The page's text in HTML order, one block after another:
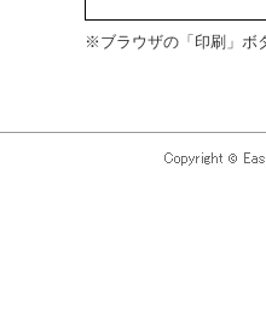
※ブラウザの「印刷」ボ